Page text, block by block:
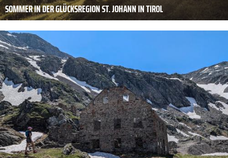
SOMMER IN DER GLÜCKSREGION ST. JOHANN IN TIROL